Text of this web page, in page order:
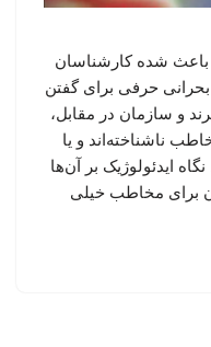
باعث شده کارشناسان
حرفی برای گفتن
و سازمان در مقابل،
ناشناخته‌اند و یا
ایدئولوژیک بر آن‌ها
برای مخاطب خیلی